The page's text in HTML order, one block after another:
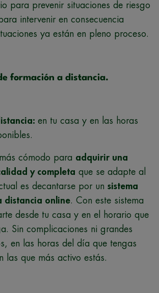
para prevenir situaciones de riesgo
intervenir en consecuencia
ya están en pleno proceso.
formación a distancia.
en tu casa y en las horas
cómodo para adquirir una
y completa que se adapte al
es decantarse por un sistema
distancia online. Con este sistema
desde tu casa y en el horario que
Sin complicaciones ni grandes
en las horas del día que tengas
las que más activo estás.